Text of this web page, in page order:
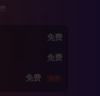
免费
免费
免费 推荐